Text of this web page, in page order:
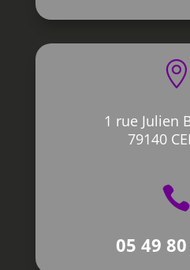

1 rue Julien
79140

05 49